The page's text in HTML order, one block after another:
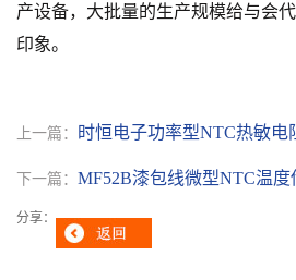
产设备，大批量的生产规模给与会
印象。
上一篇： 时恒电子功率型NTC热敏电
下一篇： MF52B漆包线微型NTC温度
分享：